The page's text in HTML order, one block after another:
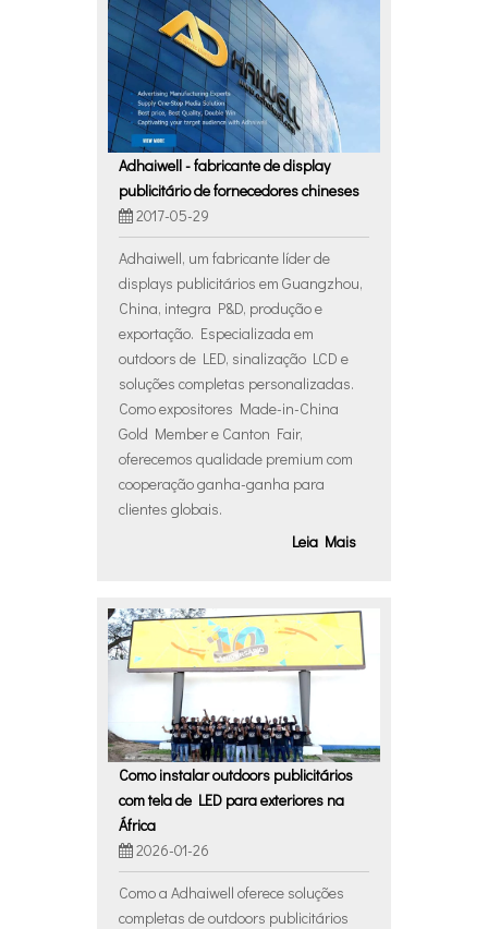
Adhaiwell - fabricante de display
publicitário de fornecedores chineses
2017-05-29
Adhaiwell, um fabricante líder de
displays publicitários em Guangzhou,
China, integra P&D, produção e
exportação. Especializada em
outdoors de LED, sinalização LCD e
soluções completas personalizadas.
Como expositores Made-in-China
Gold Member e Canton Fair,
oferecemos qualidade premium com
cooperação ganha-ganha para
clientes globais.
Leia Mais
Como instalar outdoors publicitários
com tela de LED para exteriores na
África
2026-01-26
Como a Adhaiwell oferece soluções
completas de outdoors publicitários